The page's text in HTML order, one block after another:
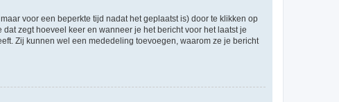
voor een beperkte tijd nadat het geplaatst is) door te klikken op
zegt hoeveel keer en wanneer je het bericht voor het laatst je
Zij kunnen wel een mededeling toevoegen, waarom ze je bericht